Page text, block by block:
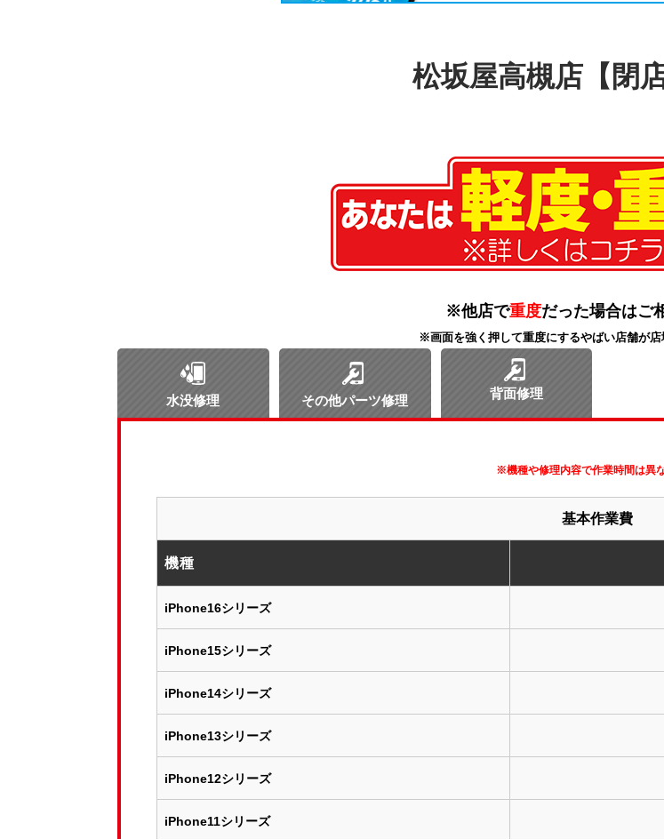
松坂屋高槻店【閉
※他店で重度だった場合はご
※画面を強く押して重度にするやばい店舗が店
水没修理 その他パーツ修理 背面修理
※機種や修理内容で作業時間は異
基本作業費
機種
iPhone16シリーズ
iPhone15シリーズ
iPhone14シリーズ
iPhone13シリーズ
iPhone12シリーズ
iPhone11シリーズ